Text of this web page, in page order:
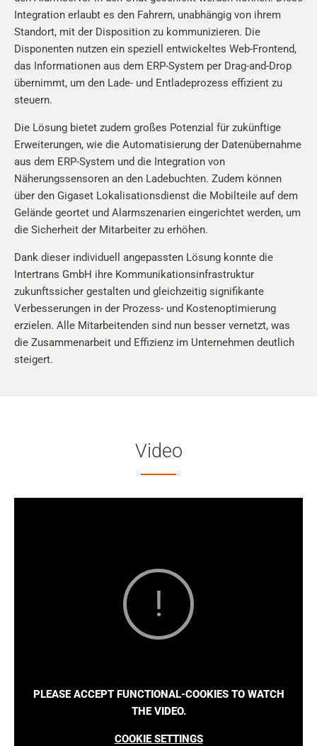
Integration erlaubt es den Fahrern, unabhängig von ihrem
Standort, mit der Disposition zu kommunizieren. Die
Disponenten nutzen ein speziell entwickeltes Web-Frontend,
das Informationen aus dem ERP-System per Drag-and-Drop
übernimmt, um den Lade- und Entladeprozess effizient zu
steuern.
Die Lösung bietet zudem großes Potenzial für zukünftige
Erweiterungen, wie die Automatisierung der Datenübernahme
aus dem ERP-System und die Integration von
Näherungssensoren an den Ladebuchten. Zudem können
über den Gigaset Lokalisationsdienst die Mobilteile auf dem
Gelände geortet und Alarmszenarien eingerichtet werden, um
die Sicherheit der Mitarbeiter zu erhöhen.
Dank dieser individuell angepassten Lösung konnte die
Intertrans GmbH ihre Kommunikationsinfrastruktur
zukunftssicher gestalten und gleichzeitig signifikante
Verbesserungen in der Prozess- und Kostenoptimierung
erzielen. Alle Mitarbeitenden sind nun besser vernetzt, was
die Zusammenarbeit und Effizienz im Unternehmen deutlich
steigert.
Video
PLEASE ACCEPT FUNCTIONAL-COOKIES TO WATCH
THE VIDEO.
COOKIE SETTINGS